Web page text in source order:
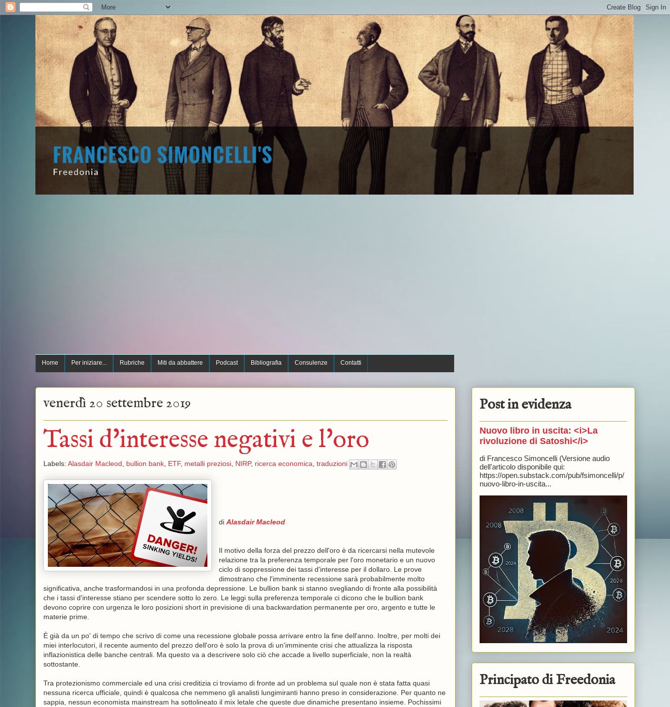
Home Per iniziare... Rubriche Miti da abbattere Podcast Bibliografia Consulenze Contatti
venerdì 20 settembre 2019
Tassi d'interesse negativi e l'oro
Labels: Alasdair Macleod, bullion bank, ETF, metalli preziosi, NIRP, ricerca economica, traduzioni
di Alasdair Macleod
Il motivo della forza del prezzo dell'oro è da ricercarsi nella mutevole
relazione tra la preferenza temporale per l'oro monetario e un nuovo
ciclo di soppressione dei tassi d'interesse per il dollaro. Le prove
dimostrano che l'imminente recessione sarà probabilmente molto
significativa, anche trasformandosi in una profonda depressione. Le bullion bank si stanno svegliando di fronte alla possibilità
che i tassi d'interesse stiano per scendere sotto lo zero. Le leggi sulla preferenza temporale ci dicono che le bullion bank
devono coprire con urgenza le loro posizioni short in previsione di una backwardation permanente per oro, argento e tutte le
materie prime.
È già da un po' di tempo che scrivo di come una recessione globale possa arrivare entro la fine dell'anno. Inoltre, per molti dei
miei interlocutori, il recente aumento del prezzo dell'oro è solo la prova di un'imminente crisi che attualizza la risposta
inflazionistica delle banche centrali. Ma questo va a descrivere solo ciò che accade a livello superficiale, non la realtà
sottostante.
Tra protezionismo commerciale ed una crisi creditizia ci troviamo di fronte ad un problema sul quale non è stata fatta quasi
nessuna ricerca ufficiale, quindi è qualcosa che nemmeno gli analisti lungimiranti hanno preso in considerazione. Per quanto ne
sappia, nessun economista mainstream ha sottolineato il mix letale che queste due dinamiche presentano insieme. Pochissimi
Post in evidenza
Nuovo libro in uscita: <i>La
rivoluzione di Satoshi</i>
di Francesco Simoncelli (Versione audio
dell'articolo disponibile qui:
https://open.substack.com/pub/fsimoncelli/p/
nuovo-libro-in-uscita...
Principato di Freedonia